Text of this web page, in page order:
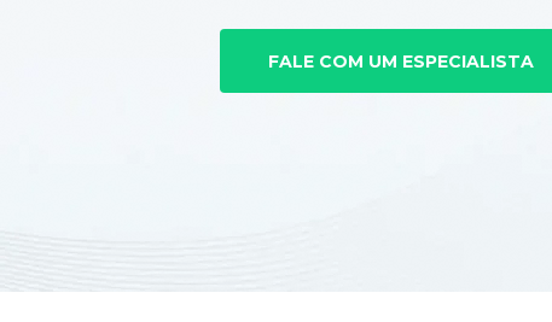
FALE COM UM ESPECIALISTA